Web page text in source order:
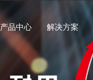
产品中心 解决方案